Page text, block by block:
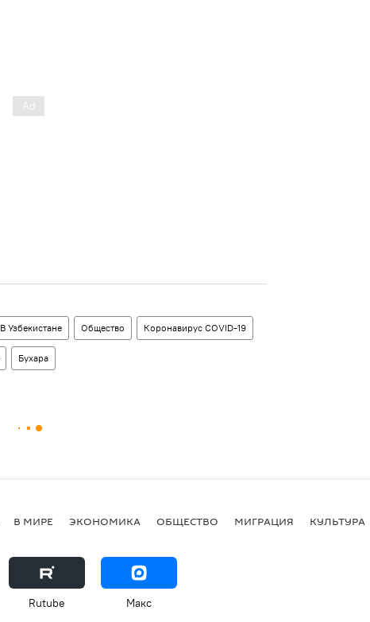
В Узбекистане Общество Коронавирус COVID-19
Бухара
В МИРЕ ЭКОНОМИКА ОБЩЕСТВО МИГРАЦИЯ КУЛЬТУРА
Rutube Макс